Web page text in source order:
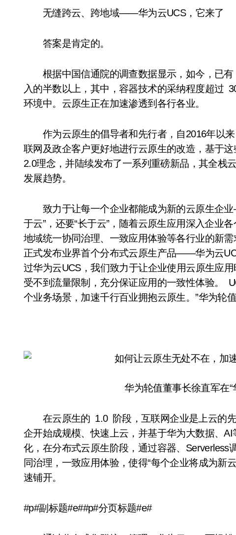
无缝跨云、跨地域——华为云UCS，它来了
答案是肯定的。
根据中国信通院的调查数据显示，如今，已有
入的半数以上，其中，容器技术的采纳程度超过
环境中。云原生正在加速渗透到各行各业。
作为云原生的倡导者和先行者，自2016年以来
联网及政企客户更好地进行云原生的改造，基于
2.0理念，并陆续发布了一系列重磅新品，其全栈
发展趋势。
致力于让每一个企业都能成为新的云原生企
于云”，还要“长于云”，随着云原生应用深入企业
地域统一协同治理、一致应用体验等各行业的新
正式发布业界首个分布式云原生产品——华为云
过华为云UCS，我们致力于让企业使用云原生应
受不到流量限制，充分保证应用的一致性体验。
个业务场景，加速千行百业拥抱云原生。”华为轮
华为轮值董事长徐直军在
在云原生的 1.0 阶段，互联网企业是上云的
企开始成规模、快速上云，并基于华为大数据、
化，在分布式云原生阶段，通过容器、
同治理，一致应用体验，使得“每个企业将成为新
速铺开。
#p#副标题#e##p#分页标题#e#